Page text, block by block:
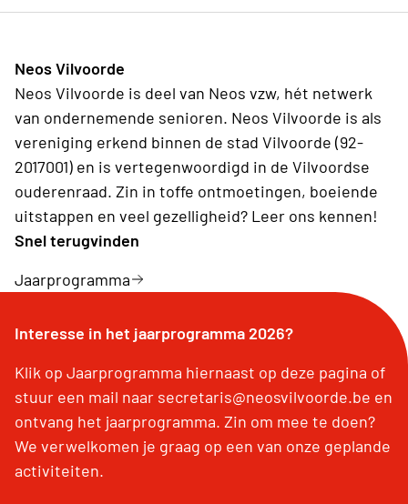
Neos Vilvoorde
Neos Vilvoorde is deel van Neos vzw, hét netwerk
van ondernemende senioren. Neos Vilvoorde is als
vereniging erkend binnen de stad Vilvoorde (92-
2017001) en is vertegenwoordigd in de Vilvoordse
ouderenraad. Zin in toffe ontmoetingen, boeiende
uitstappen en veel gezelligheid? Leer ons kennen!
Snel terugvinden
Jaarprogramma
Interesse in het jaarprogramma 2026?
Klik op Jaarprogramma hiernaast op deze pagina of
stuur een mail naar secretaris@neosvilvoorde.be en
ontvang het jaarprogramma. Zin om mee te doen?
We verwelkomen je graag op een van onze geplande
activiteiten.